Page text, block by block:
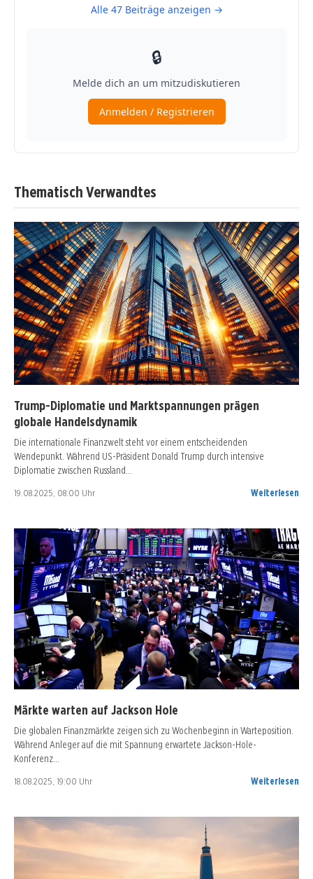
Thematisch Verwandtes
Trump-Diplomatie und Marktspannungen prägen
globale Handelsdynamik
Die internationale Finanzwelt steht vor einem entscheidenden
Wendepunkt. Während US-Präsident Donald Trump durch intensive
Diplomatie zwischen Russland…
19.08.2025, 08:00 Uhr Weiterlesen
Märkte warten auf Jackson Hole
Die globalen Finanzmärkte zeigen sich zu Wochenbeginn in Warteposition.
Während Anleger auf die mit Spannung erwartete Jackson-Hole-
Konferenz…
18.08.2025, 19:00 Uhr Weiterlesen